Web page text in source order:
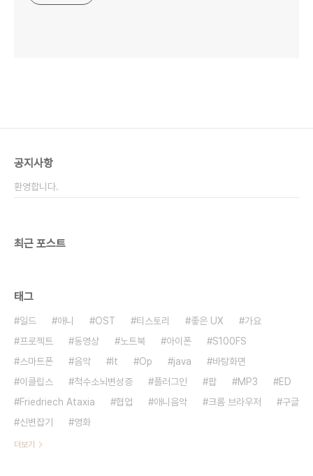
공지사항
환영합니다.
최근 포스트
태그
일드 애니 OST 티스토리 좋은 UX
가요
프로젝트
동영상 노트북 아이폰
S100FS
스마트폰
음악 It Op java
바탕화면
이클립스
척수소뇌변성증 플러그인 팝 MP3
ED
Friedriech Ataxia
협업 애니음악 크롬 브라우저
구글
신변잡기
영화
더보기